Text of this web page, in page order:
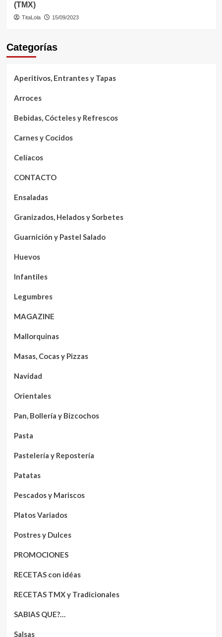
(TMX)
TitaLola 15/09/2023
Categorías
Aperitivos, Entrantes y Tapas
Arroces
Bebidas, Cócteles y Refrescos
Carnes y Cocidos
Celíacos
CONTACTO
Ensaladas
Granizados, Helados y Sorbetes
Guarnición y Pastel Salado
Huevos
Infantiles
Legumbres
MAGAZINE
Mallorquinas
Masas, Cocas y Pizzas
Navidad
Orientales
Pan, Bollería y Bizcochos
Pasta
Pastelería y Repostería
Patatas
Pescados y Mariscos
Platos Variados
Postres y Dulces
PROMOCIONES
RECETAS con idéas
RECETAS TMX y Tradicionales
SABIAS QUE?…
Salsas